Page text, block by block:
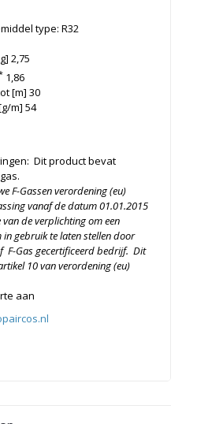
type: R32
2,75
1,86
[m] 30
m] 54
Dit product bevat
F-Gassen verordening (eu)
vanaf de datum 01.01.2015
de verplichting om een
in gebruik te laten stellen door
F-Gas gecertificeerd bedrijf. Dit
10 van verordening (eu)
aan